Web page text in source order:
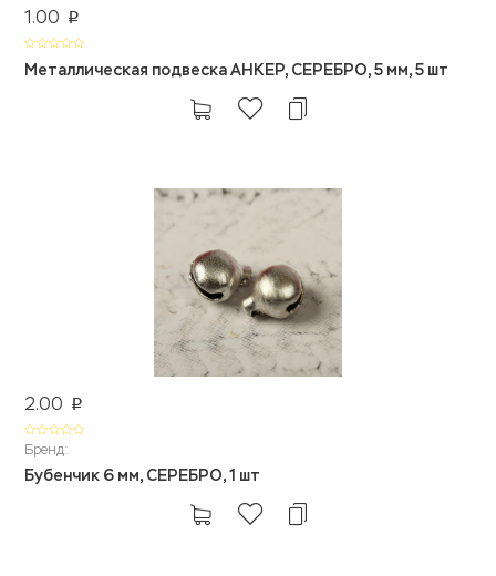
1.00 p
Металлическая подвеска АНКЕР, СЕРЕБРО, 5 мм, 5 шт
2.00 p
Бренд:
Бубенчик 6 мм, СЕРЕБРО, 1 шт